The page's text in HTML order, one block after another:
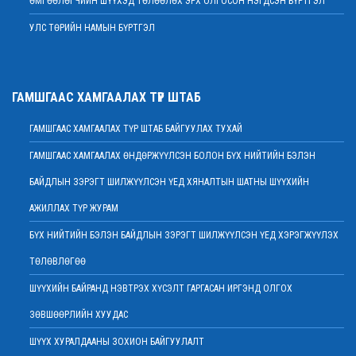
2022 оны 02 сарын 01
Дээд шүүхийн Тамгын газрын ажилтнуудын 82 хувь нь ХАСХОМ мэдүүлээд
МЭДЭГДЭЛ
2022 оны 01 сарын 20
Ерөнхий шүүгч Д.Ганзориг Европын Холбооноос Монгол Улсад суугаа
Элчин сайдтай хамтын ажиллагааны талаар санал солилцов
2022 оны 01 сарын 19
Үндсэн хуулийн цэцийн гишүүнд нэр дэвшигчийн материал хүлээн авах
2022 оны 01 сарын 19
Улсын дээд шүүхийн дэргэдэх Шүүхийн сургалт, судалгаа, мэдээллийн
Дээд шүүхийн нийт шүүгчийн хуралдаан болно
УЛС ТӨРИЙН НАМЫН БҮРТГЭЛ
ГАМШГААС ХАМГААЛАХ ТҮР ШТАБ
ГАМШГААС ХАМГААЛАХ ТҮР ШТАБ БАЙГУУЛАХ ТУХАЙ
ГАМШГААС ХАМГААЛАХ ӨНДӨРЖҮҮЛСЭН БОЛОН БҮХ НИЙТИЙН БЭЛЭН
БАЙДЛЫН ЗЭРЭГТ ШИЛЖҮҮЛСЭН ҮЕД ХЯНАЛТЫН ШАТНЫ ШҮҮХИЙН
АЖИЛЛАХ ТҮР ЖУРАМ
БҮХ НИЙТИЙН БЭЛЭН БАЙДЛЫН ЗЭРЭГТ ШИЛЖҮҮЛСЭН ҮЕД ХЭРЭГЖҮҮЛЭХ
ТӨЛӨВЛӨГӨӨ
ШҮҮХИЙН БАЙРАНД НЭВТРЭХ ХҮСЭЛТ ГАРГАСАН ИРГЭНД ОЛГОХ
ЗӨВШӨӨРЛИЙН ХУУДАС
ШҮҮХ ХУРАЛДААНЫ ЗОХИОН БАЙГУУЛАЛТ